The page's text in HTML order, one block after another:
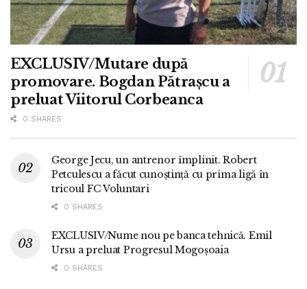
EXCLUSIV/Mutare după
promovare. Bogdan Pătrașcu a
preluat Viitorul Corbeanca
0 SHARES
George Jecu, un antrenor împlinit. Robert
Petculescu a făcut cunoștință cu prima ligă în
tricoul FC Voluntari
0 SHARES
EXCLUSIV/Nume nou pe banca tehnică. Emil
Ursu a preluat Progresul Mogoșoaia
0 SHARES